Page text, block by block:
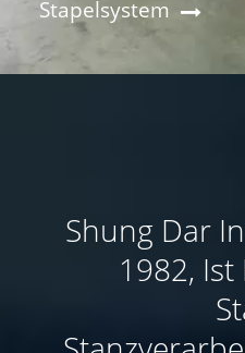
Stapelsystem
Shung Dar
1982,